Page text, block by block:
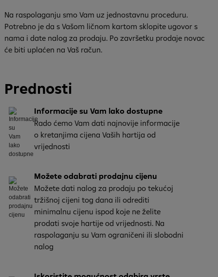
Na raspolaganju smo Vam uz jednostavnu proceduru.
Potrebno je da s Vašom ličnom kartom sklopite ugovor s
nama i date nalog za prodaju. Po završetku prodaje novac
će biti uplaćen na Vaš račun.
Prednosti
Informacije su Vam lako dostupne
Rado ćemo Vam dati najnovije informacije
o kretanjima cijena Vaših hartija od
vrijednosti
Možete odabrati prodajnu cijenu
Možete dati nalog za prodaju po tekućoj
tržišnoj cijeni tog dana ili odrediti
minimalnu cijenu ispod koje ne želite
prodati svoje hartije od vrijednosti. Na
raspolaganju su Vam ograničeni ili slobodni
nalog